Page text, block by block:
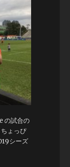
の試合の
ょっぴ
シーズ